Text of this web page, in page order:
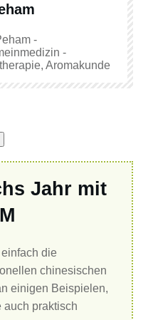
-
-
Aromakunde
Jahr mit
die
chinesischen
einigen Beispielen,
auch praktisch